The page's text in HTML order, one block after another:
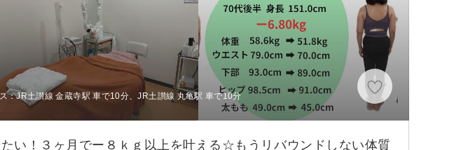
：JR土讃線 金蔵寺駅 車で10分、JR土讃線 丸亀駅 車で10分
たい！３ヶ月でー８ｋｇ以上を叶える☆もうリバウンドしない体質